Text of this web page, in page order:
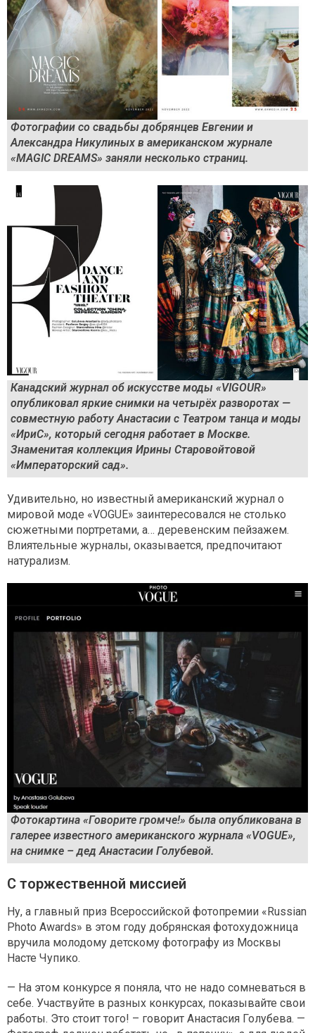
Фотографии со свадьбы добрянцев Евгении и
Александра Никулиных в американском журнале
«MAGIC DREAMS» заняли несколько страниц.
Канадский журнал об искусстве моды «VIGOUR»
опубликовал яркие снимки на четырёх разворотах —
совместную работу Анастасии с Театром танца и моды
«ИриС», который сегодня работает в Москве.
Знаменитая коллекция Ирины Старовойтовой
«Императорский сад».
Удивительно, но известный американский журнал о
мировой моде «VOGUE» заинтересовался не столько
сюжетными портретами, а… деревенским пейзажем.
Влиятельные журналы, оказывается, предпочитают
натурализм.
Фотокартина «Говорите громче!» была опубликована в
галерее известного американского журнала «VOGUE»,
на снимке – дед Анастасии Голубевой.
С торжественной миссией
Ну, а главный приз Всероссийской фотопремии «Russian
Photo Awards» в этом году добрянская фотохудожница
вручила молодому детскому фотографу из Москвы
Насте Чупико.
— На этом конкурсе я поняла, что не надо сомневаться в
себе. Участвуйте в разных конкурсах, показывайте свои
работы. Это стоит того! – говорит Анастасия Голубева. —